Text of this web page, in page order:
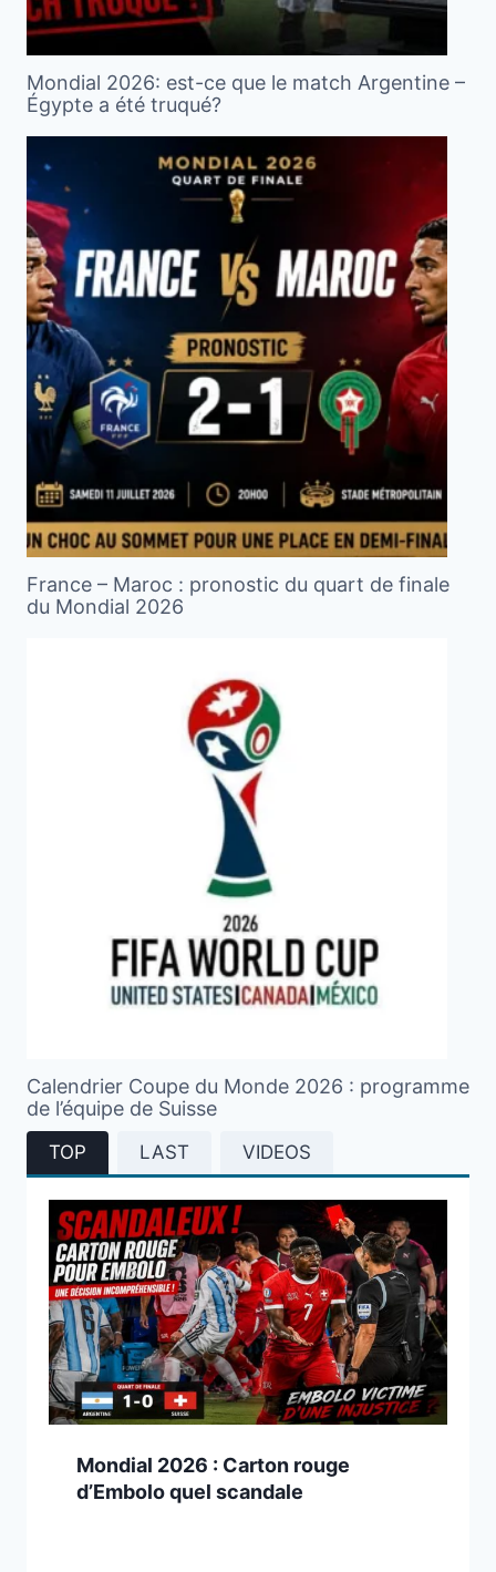
Mondial 2026: est-ce que le match Argentine –
Égypte a été truqué?
France – Maroc : pronostic du quart de finale
du Mondial 2026
Calendrier Coupe du Monde 2026 : programme
de l’équipe de Suisse
TOP LAST VIDEOS
Mondial 2026 : Carton rouge
d’Embolo quel scandale